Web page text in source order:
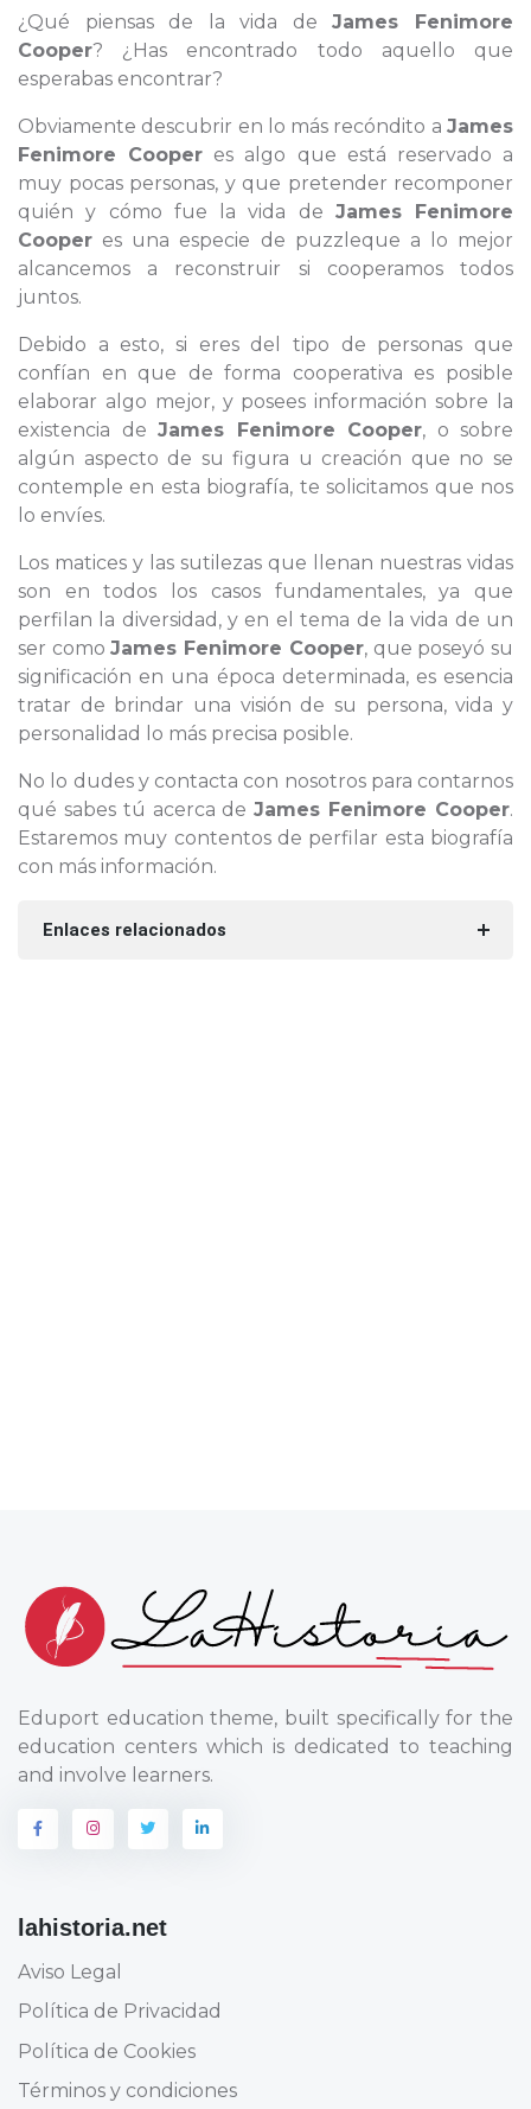
¿Qué piensas de la vida deJames Fenimore
Cooper? ¿Has encontrado todo aquello que
esperabas encontrar?
Obviamente descubrir en lo más recóndito a James
Fenimore Cooper es algo que está reservado a
muy pocas personas, y que pretender recomponer
quién y cómo fue la vida de James Fenimore
Cooper es una especie de puzzleque a lo mejor
alcancemos a reconstruir si cooperamos todos
juntos.
Debido a esto, si eres del tipo de personas que
confían en que de forma cooperativa es posible
elaborar algo mejor, y posees información sobre la
existencia de James Fenimore Cooper, o sobre
algún aspecto de su figura u creación que no se
contemple en esta biografía, te solicitamos que nos
lo envíes.
Los matices y las sutilezas que llenan nuestras vidas
son en todos los casos fundamentales, ya que
perfilan la diversidad, y en el tema de la vida de un
ser comoJames Fenimore Cooper, que poseyó su
significación en una época determinada, es esencia
tratar de brindar una visión de su persona, vida y
personalidad lo más precisa posible.
No lo dudes y contacta con nosotros para contarnos
qué sabes tú acerca deJames Fenimore Cooper.
Estaremos muy contentos de perfilar esta biografía
con más información.
Enlaces relacionados
Eduport education theme, built specifically for the
education centers which is dedicated to teaching
and involve learners.
lahistoria.net
Aviso Legal
Política de Privacidad
Política de Cookies
Términos y condiciones